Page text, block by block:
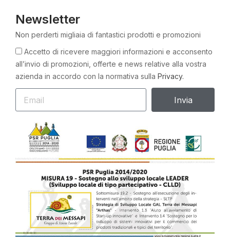
Newsletter
Non perderti migliaia di fantastici prodotti e promozioni
Accetto di ricevere maggiori informazioni e acconsento
all’invio di promozioni, offerte e news relative alla vostra
azienda in accordo con la normativa sulla Privacy.
Invia